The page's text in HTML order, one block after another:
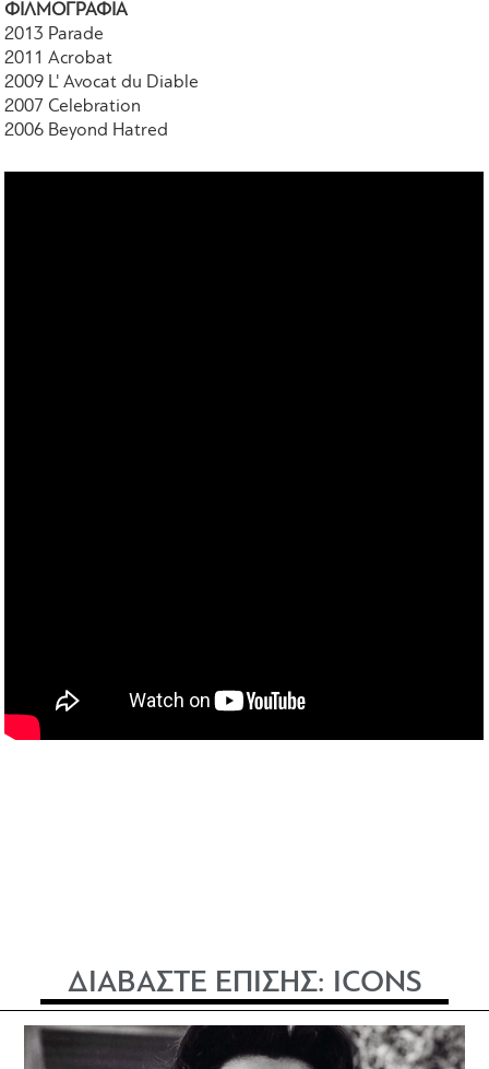
ΦΙΛΜΟΓΡΑΦΙΑ
2013 Parade
2011 Acrobat
2009 L' Avocat du Diable
2007 Celebration
2006 Beyond Hatred
ΔΙΑΒΑΣΤΕ ΕΠΙΣΗΣ: ICONS